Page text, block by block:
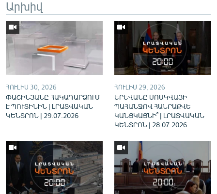
English
Русский
ՀԵՏԵՎԵՔ ՄԵԶ
«Ազատության» բոլոր կայքերը
Արխիվ
ՀՈՒԼԻՍ 30, 2026
ՓԱՇԻՆՅԱՆԸ ՀԱԿԱԴԱՐՁՈՒՄ
Է ՊՈՒՏԻՆԻՆ | ԼՐԱՏՎԱԿԱՆ
ԿԵՆՏՐՈՆ | 29.07.2026
ՀՈՒԼԻՍ 29, 2026
ԵՐԵՎԱՆԸ ՄՈՍԿՎԱՅԻ
ՊԱՀԱՆՋՈՎ ՀԱՆՐԱՔՎԵ
ԿԱՆՑԿԱՑՆԻ՞ | ԼՐԱՏՎԱԿԱՆ
ԿԵՆՏՐՈՆ | 28.07.2026